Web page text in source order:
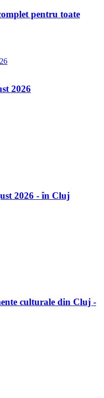
pentru toate
2026
2026 - în Cluj
culturale din Cluj -